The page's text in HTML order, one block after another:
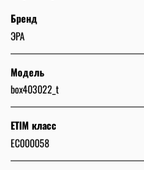
Бренд
ЭРА
Модель
box403022_t
ETIM класс
EC000058